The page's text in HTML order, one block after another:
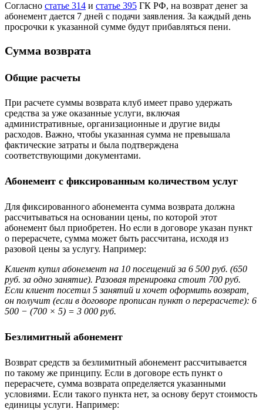
Согласно статье 314 и статье 395 ГК РФ, на возврат денег за
абонемент дается 7 дней с подачи заявления. За каждый день
просрочки к указанной сумме будут прибавляться пени.
Сумма возврата
Общие расчеты
При расчете суммы возврата клуб имеет право удержать
средства за уже оказанные услуги, включая
административные, организационные и другие виды
расходов. Важно, чтобы указанная сумма не превышала
фактические затраты и была подтверждена
соответствующими документами.
Абонемент с фиксированным количеством услуг
Для фиксированного абонемента сумма возврата должна
рассчитываться на основании цены, по которой этот
абонемент был приобретен. Но если в договоре указан пункт
о перерасчете, сумма может быть рассчитана, исходя из
разовой цены за услугу. Например:
Клиент купил абонемент на 10 посещений за 6 500 руб. (650
руб. за одно занятие). Разовая тренировка стоит 700 руб.
Если клиент посетил 5 занятий и хочет оформить возврат,
он получит (если в договоре прописан пункт о перерасчете): 6
500 − (700 × 5) = 3 000 руб.
Безлимитный абонемент
Возврат средств за безлимитный абонемент рассчитывается
по такому же принципу. Если в договоре есть пункт о
перерасчете, сумма возврата определяется указанными
условиями. Если такого пункта нет, за основу берут стоимость
единицы услуги. Например: